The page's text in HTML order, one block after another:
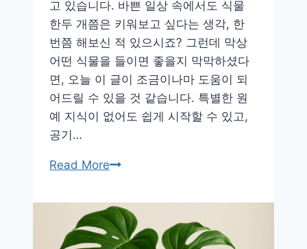
록
동
반
자
들
고 있습니다. 바쁜 일상 속에서도 식물
한두 개쯤은 키워보고 싶다는 생각, 한
번쯤 해보신 적 있으시죠? 그런데 막상
어떤 식물을 들이면 좋을지 막막하셨다
면, 오늘 이 글이 조금이나마 도움이 되
어드릴 수 있을 것 같습니다. 특별한 원
예 지식이 없어도 쉽게 시작할 수 있고,
공기…
Read More반
식
물
입